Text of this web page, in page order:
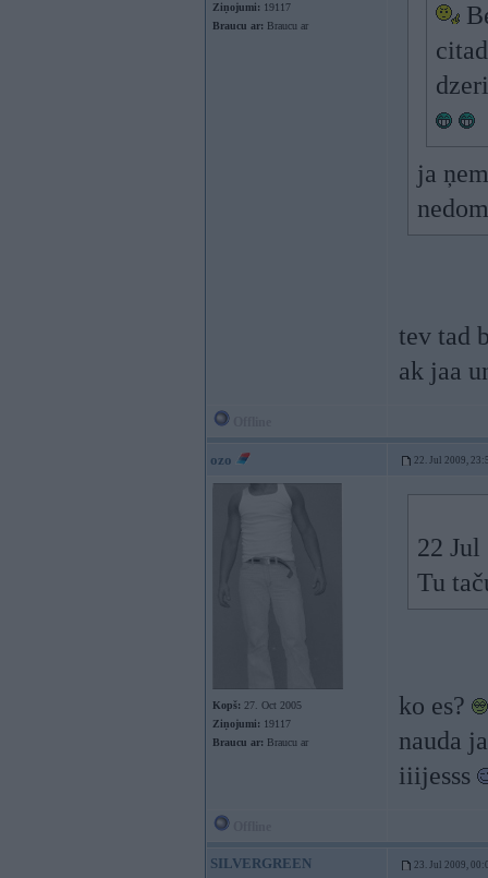
Ziņojumi: 19117
Braucu ar: Braucu ar
ja
tev tad
ak jaa
ozo 22. Jul 2009,
Kopš: 27. Oct 2005
Ziņojumi: 19117
Braucu ar: Braucu ar
22
Tu
ko es?
nauda
iiijesss
SILVERGREEN 23. Jul 2009,